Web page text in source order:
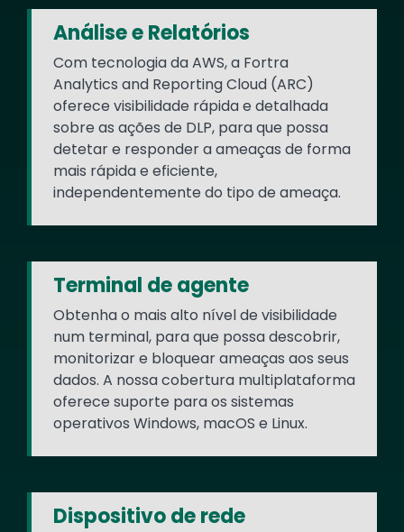
Análise e Relatórios
Com tecnologia da AWS, a Fortra
Analytics and Reporting Cloud (ARC)
oferece visibilidade rápida e detalhada
sobre as ações de DLP, para que possa
detetar e responder a ameaças de forma
mais rápida e eficiente,
independentemente do tipo de ameaça.
Terminal de agente
Obtenha o mais alto nível de visibilidade
num terminal, para que possa descobrir,
monitorizar e bloquear ameaças aos seus
dados. A nossa cobertura multiplataforma
oferece suporte para os sistemas
operativos Windows, macOS e Linux.
Dispositivo de rede